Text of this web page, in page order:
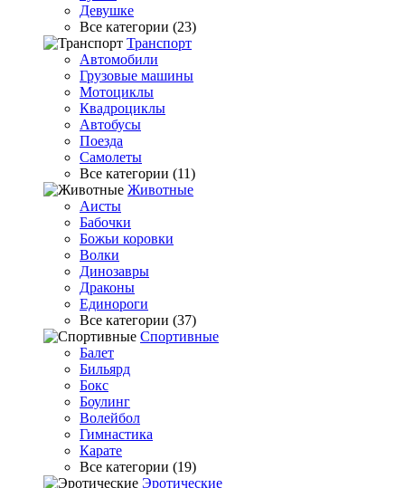
Девушке
Все категории (23)
Транспорт
Автомобили
Грузовые машины
Мотоциклы
Квадроциклы
Автобусы
Поезда
Самолеты
Все категории (11)
Животные
Аисты
Бабочки
Божьи коровки
Волки
Динозавры
Драконы
Единороги
Все категории (37)
Спортивные
Балет
Бильярд
Бокс
Боулинг
Волейбол
Гимнастика
Карате
Все категории (19)
Эротические